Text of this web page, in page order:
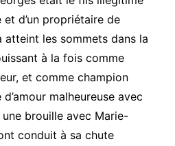
et d’un propriétaire de
atteint les sommets dans la
à la fois comme
et comme champion
malheureuse avec
brouille avec Marie-
conduit à sa chute